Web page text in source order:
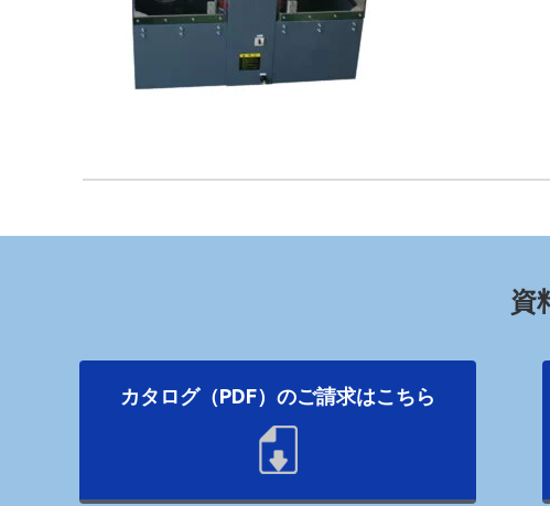
資
カタログ（PDF）のご請求はこちら